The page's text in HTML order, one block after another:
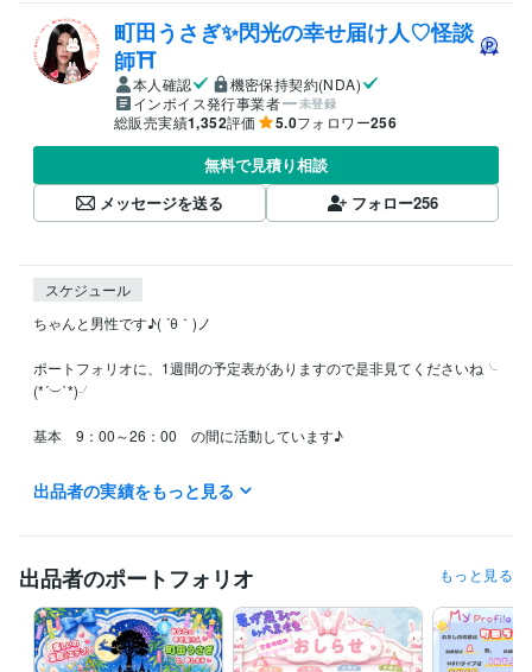
町田うさぎ✨閃光の幸せ届け人♡怪談
師⛩️
本人確認
機密保持契約(NDA)
インボイス発行事業者
未登録
総販売実績1,352評価 5.0フォロワー256
無料で見積り相談
メッセージを送る
フォロー256
スケジュール
ちゃんと男性です♪( ´θ｀)ノ
ポートフォリオに、1週間の予定表がありますので是非見てくださいね╰
(*´︶`*)╯
基本　9：00～26：00　の間に活動しています♪
"自分の苦しいことは､
        人を見捨てていい理由にはならない！"
社会人や人間をやっているとツラいツラい毎日です
わたしだってあなただって…
だからコソわたしはこの言葉を刻み､見捨てません
あなたの幸せがわたしの活力です
出品者の実績をもっと見る
出品者のポートフォリオ もっと見る